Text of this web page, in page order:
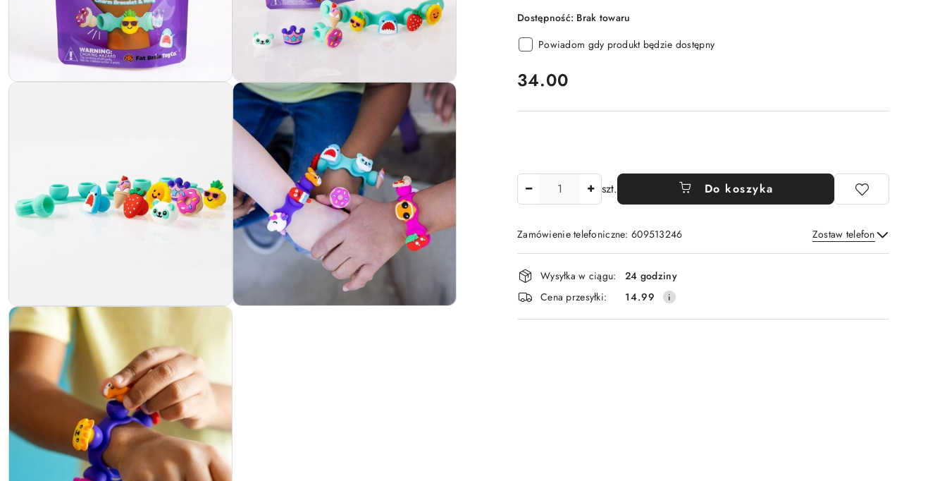
Dostępność: Brak towaru
Powiadom gdy produkt będzie dostępny
cena:
34.00
szt. Do koszyka
Zamówienie telefoniczne: 609513246 Zostaw telefon
Wyślij
Dostępność
i
dostawa
Wysyłka w ciągu:
24 godziny
Cena przesyłki:
14.99